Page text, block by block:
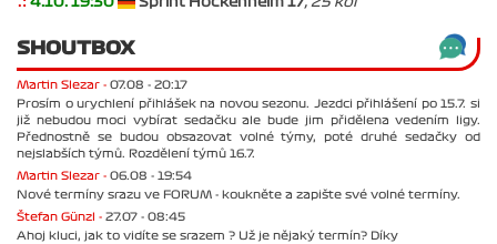
SHOUTBOX
Martin Slezar - 07.08 - 20:17
Prosím o urychlení přihlášek na novou sezonu. Jezdci přihlášení po 15.7. si
již nebudou moci vybírat sedačku ale bude jim přidělena vedením ligy.
Přednostně se budou obsazovat volné týmy, poté druhé sedačky od
nejslabších týmů. Rozdělení týmů 16.7.
Martin Slezar - 06.08 - 19:54
Nové termíny srazu ve FORUM - koukněte a zapište své volné termíny.
Štefan Günzl - 27.07 - 08:45
Ahoj kluci, jak to vidíte se srazem ? Už je nějaký termín? Díky